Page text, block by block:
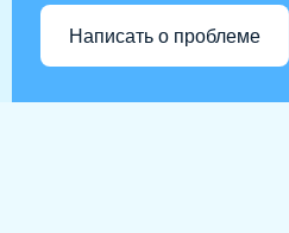
Написать о проблеме